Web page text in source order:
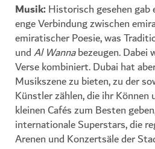
Musik:Historisch gesehen gab
enge Verbindung zwischen
emiratischer Poesie, was
undAl Wannabezeugen. Dabei
Verse kombiniert. Dubai hat
Musikszene zu bieten, zu der
Künstler zählen, die ihr Können
kleinen Cafés zum Besten
internationale Superstars, die
Arenen und Konzertsäle der